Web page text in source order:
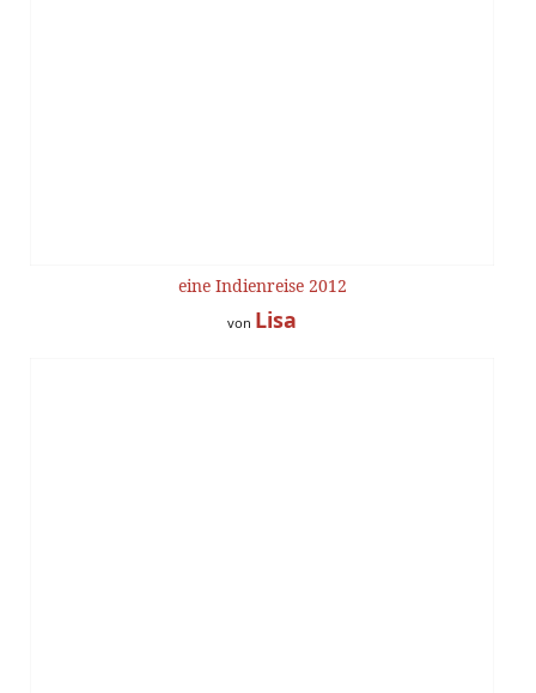
eine Indienreise 2012
von Lisa